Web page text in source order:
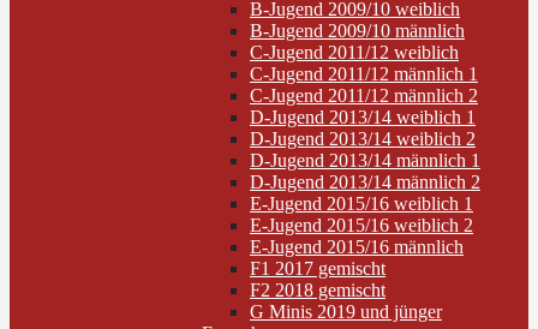
B-Jugend 2009/10 weiblich
B-Jugend 2009/10 männlich
C-Jugend 2011/12 weiblich
C-Jugend 2011/12 männlich 1
C-Jugend 2011/12 männlich 2
D-Jugend 2013/14 weiblich 1
D-Jugend 2013/14 weiblich 2
D-Jugend 2013/14 männlich 1
D-Jugend 2013/14 männlich 2
E-Jugend 2015/16 weiblich 1
E-Jugend 2015/16 weiblich 2
E-Jugend 2015/16 männlich
F1 2017 gemischt
F2 2018 gemischt
G Minis 2019 und jünger